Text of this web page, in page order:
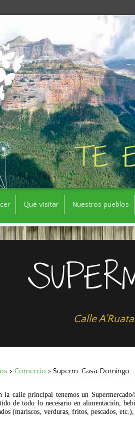
Qué visitar Nuestros pueblos
Calle
> Comercio >Superm. Casa Domingo
calle principal tenemos un Supermercado/
de todo lo necesario en alimentación,
(mariscos, verduras, fritos, pescados,